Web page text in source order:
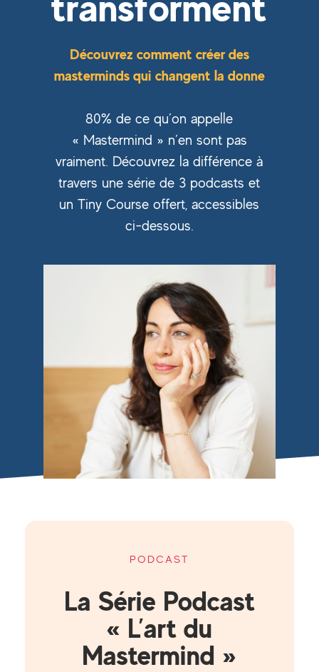
Découvrez comment créer des
masterminds qui changent la donne
80% de ce qu’on appelle
« Mastermind » n’en sont pas
vraiment. Découvrez la différence à
travers une série de 3 podcasts et
un Tiny Course offert, accessibles
ci-dessous.
PODCAST
La Série Podcast
« L’art du
Mastermind »